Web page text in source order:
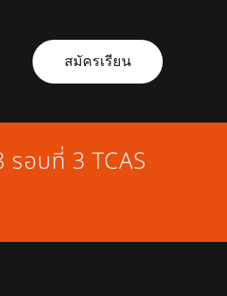
สมัครเรียน
อบที่ 3 TCAS